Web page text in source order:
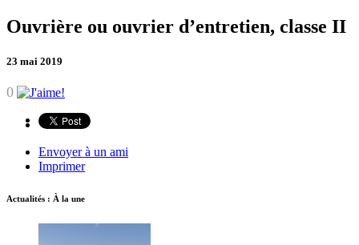
Ouvrière ou ouvrier d’entretien, classe II
23 mai 2019
0
Envoyer à un ami
Imprimer
Actualités : À la une